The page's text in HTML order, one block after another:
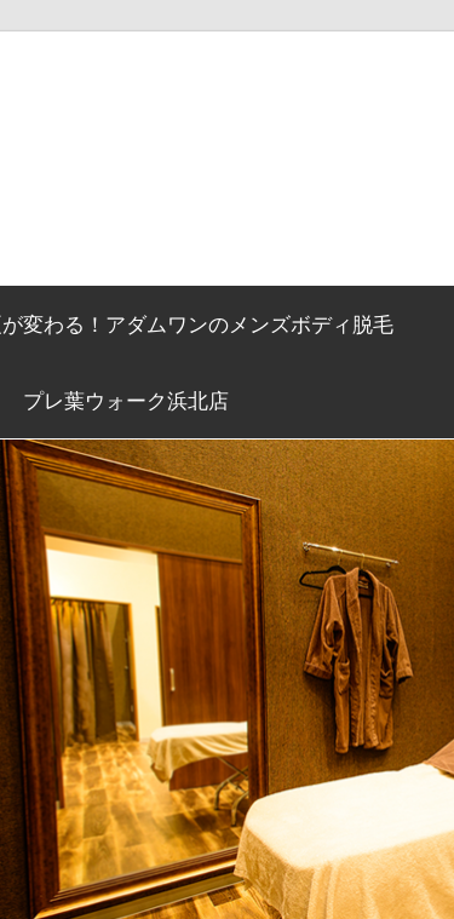
変わる！アダムワンのメンズボディ脱毛
プレ葉ウォーク浜北店